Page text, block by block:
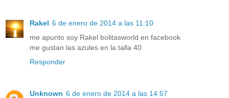
Rakel 6 de enero de 2014 a las 11:10
me apunto soy Rakel bolitasworld en facebook
me gustan las azules en la talla 40
Responder
Unknown 6 de enero de 2014 a las 14:57